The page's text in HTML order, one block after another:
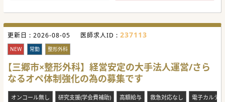
更新日 : 2026-08-05 医師求人ID : 237113
NEW 常勤 整形外科
【三郷市×整形外科】経営安定の大手法人運営/さら
なるオペ体制強化の為の募集です
オンコール無し 研究支援(学会費補助) 高額給与 救急対応なし 電子カルテ